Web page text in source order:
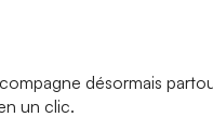
désormais
un clic.